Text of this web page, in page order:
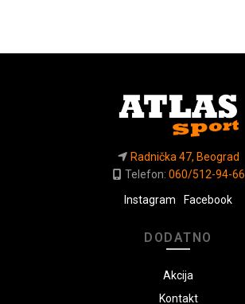
Radnička 47, Beograd
Telefon: 060/512-94-66
Instagram
Facebook
DODATNO
Akcija
Kontakt